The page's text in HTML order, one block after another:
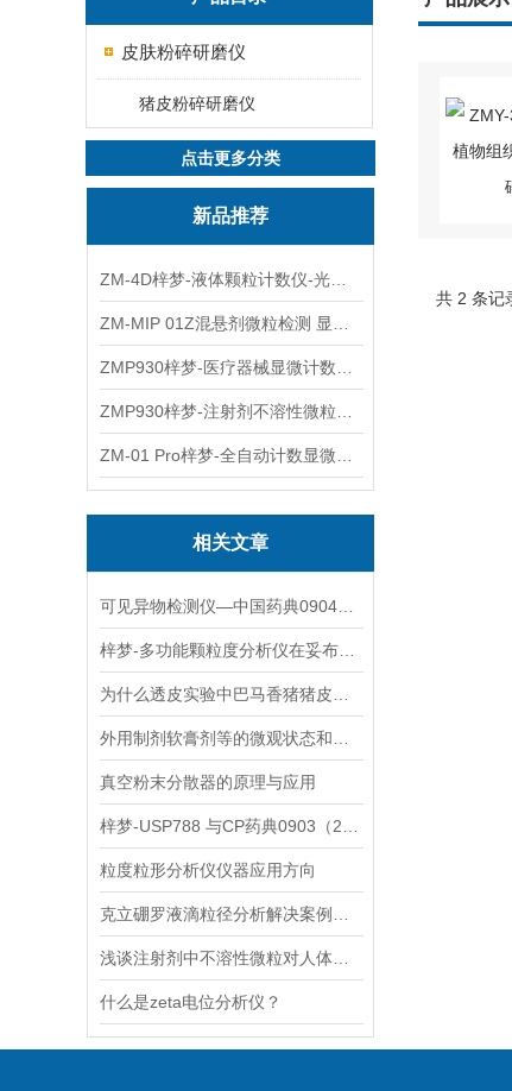
皮肤粉碎研磨仪
猪皮粉碎研磨仪
点击更多分类
新品推荐
相关文章
真空粉末分散器的原理与应用
粒度粒形分析仪仪器应用方向
什么是zeta电位分析仪？
共 2 条